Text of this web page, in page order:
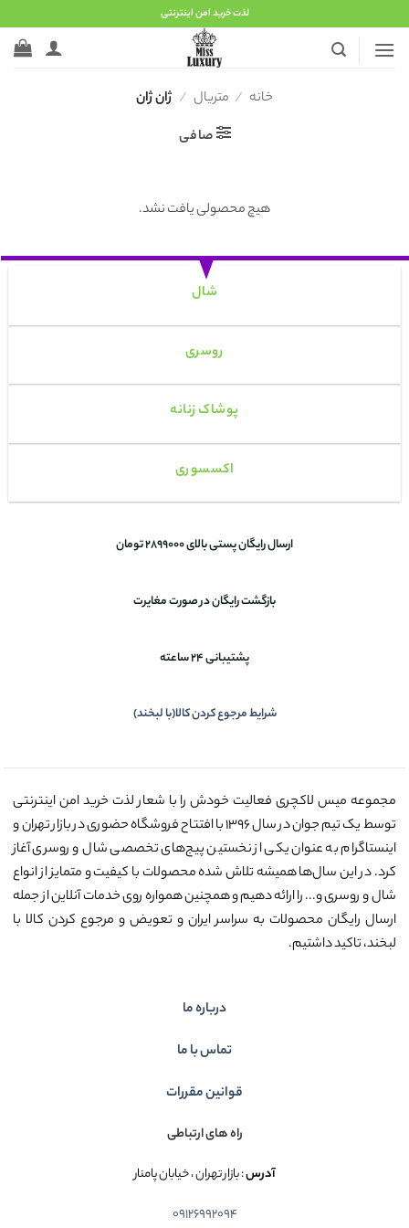
to
content
لذت خرید امن اینترنتی
خانه / متریال / ژان ژان
صافی
هیچ محصولی یافت نشد.
شال
روسری
پوشاک زنانه
اکسسوری
ارسال رایگان پستی بالای 2899000 تومان
بازگشت رایگان در صورت مغایرت
پشتیبانی 24 ساعته
شرایط مرجوع کردن کالا(با لبخند)
مجموعه میس لاکچری فعالیت خودش را با شعار لذت خرید امن اینترنتی
توسط یک تیم جوان در سال ۱۳۹۶ با افتتاح فروشگاه حضوری در بازار تهران و
اینستاگرام به عنوان یکی از نخستین پیج‌های تخصصی شال و روسری آغاز
کرد. در این سال‌ها همیشه تلاش شده محصولات با کیفیت و متمایز از انواع
شال و روسری و... را ارائه دهیم و همچنین همواره روی خدمات آنلاین از جمله
ارسال رایگان محصولات به سراسر ایران و تعویض و مرجوع کردن کالا با
لبخند، تاکید داشتیم.
درباره ما
تماس با ما
قوانین مقررات
راه های ارتباطی
آدرس: بازار تهران ، خیابان پامنار
09126992094